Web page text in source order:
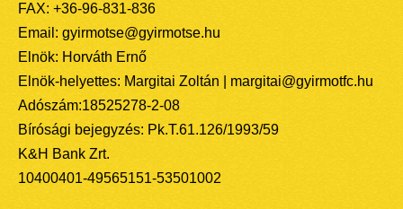
FAX: +36-96-831-836
Email: gyirmotse@gyirmotse.hu
Elnök: Horváth Ernő
Elnök-helyettes: Margitai Zoltán | margitai@gyirmotfc.hu
Adószám:18525278-2-08
Bírósági bejegyzés: Pk.T.61.126/1993/59
K&H Bank Zrt.
10400401-49565151-53501002